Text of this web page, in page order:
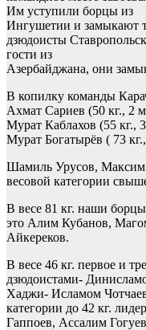
Им уступили борцы из
Ингушетии и замыкают
дзюдоисты
гости из
Азербайджана, они
В копилку команды
Ахмат Сариев (50 кг., 2
Мурат Каблахов (55 кг.,
Мурат Богатырёв ( 73
Шамиль Урусов, Максим
весовой категории
В весе 81 кг. наши
это Алим Кубанов,
Айкереков.
В весе 46 кг. первое и
дзюдоистами-
Хаджи- Исламом
категории до 42 кг.
Гаппоев, Ассалим